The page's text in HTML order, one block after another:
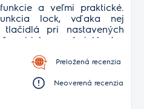
a veľmi praktické.
lock, vďaka nej
tlačidlá pri nastavených
mi ich zmení niektoré z
hrnce, preto sa nebojím
každému, kto čaká
Preložená recenzia
Neoverená recenzia